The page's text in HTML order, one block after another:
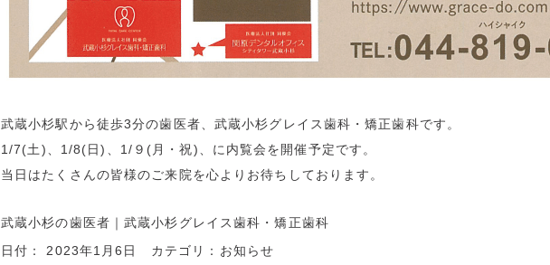
武蔵小杉駅から徒歩3分の歯医者、武蔵小杉グレイス歯科・矯正歯科です。
1/7(土)、1/8(日)、1/９(月・祝)、に内覧会を開催予定です。
当日はたくさんの皆様のご来院を心よりお待ちしております。
武蔵小杉の歯医者 ｜武蔵小杉グレイス歯科・矯正歯科
日付： 2023年1月6日 カテゴリ： お知らせ